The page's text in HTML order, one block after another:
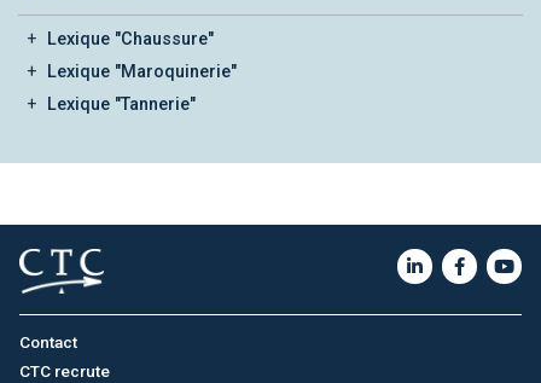
Lexique "Chaussure"
Lexique "Maroquinerie"
Lexique "Tannerie"
Contact
CTC recrute